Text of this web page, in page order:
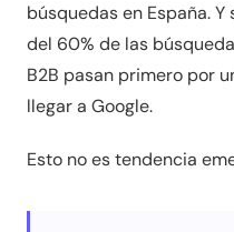
búsquedas en España.
del 60% de las
B2B pasan primero por
llegar a Google.
Esto no es tendencia